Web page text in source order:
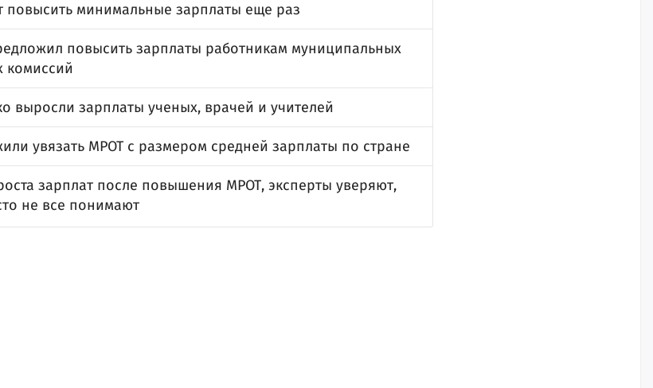
повысить минимальные зарплаты еще раз
повысить зарплаты работникам муниципальных
комиссий
выросли зарплаты ученых, врачей и учителей
увязать МРОТ с размером средней зарплаты по стране
зарплат после повышения МРОТ, эксперты уверяют,
не все понимают